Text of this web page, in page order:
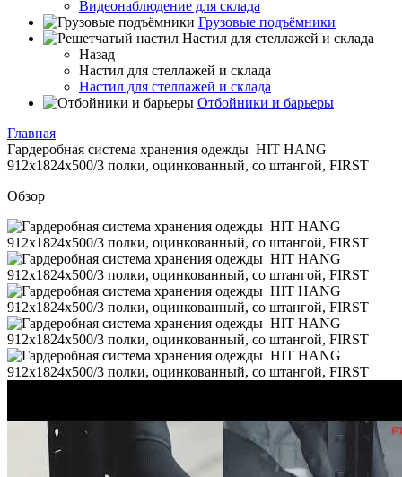
Видеонаблюдение для склада
Грузовые подъёмники
Настил для стеллажей и склада
Назад
Настил для стеллажей и склада
Настил для стеллажей и склада
Отбойники и барьеры
Главная
Гардеробная система хранения одежды HIT HANG
912х1824х500/3 полки, оцинкованный, со штангой, FIRST
Обзор